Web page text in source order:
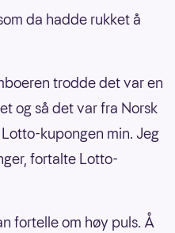
da hadde rukket å
trodde det var en
og så det var fra Norsk
kupongen min. Jeg
fortalte Lotto-
fortelle om høy puls. Å